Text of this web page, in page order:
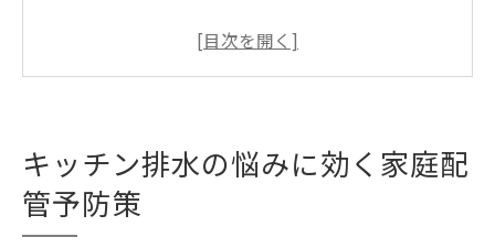
水回りメンテナンスの基本と実践的な習慣
化方法
キッチン排水の悩みに効く家庭配
管予防策